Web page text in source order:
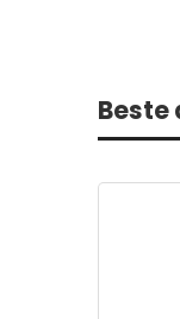
Beste